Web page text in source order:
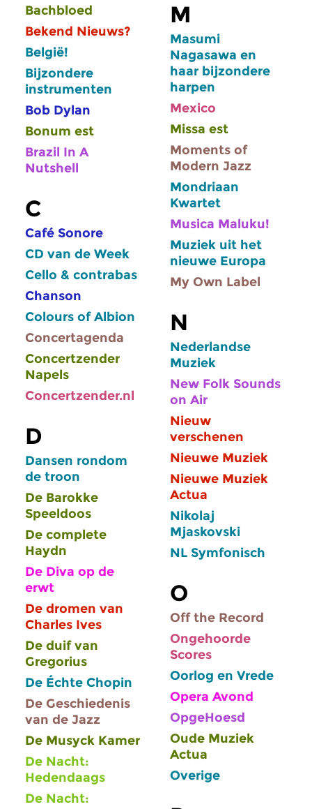
Bachbloed
Bekend Nieuws?
België!
Bijzondere
instrumenten
Bob Dylan
Bonum est
Brazil In A
Nutshell
C
Café Sonore
CD van de Week
Cello & contrabas
Chanson
Colours of Albion
Concertagenda
Concertzender
Napels
Concertzender.nl
D
Dansen rondom
de troon
De Barokke
Speeldoos
De complete
Haydn
De Diva op de
erwt
De dromen van
Charles Ives
De duif van
Gregorius
De Échte Chopin
De Geschiedenis
van de Jazz
De Musyck Kamer
De Nacht:
Hedendaags
De Nacht:
M
Masumi
Nagasawa en
haar bijzondere
harpen
Mexico
Missa est
Moments of
Modern Jazz
Mondriaan
Kwartet
Musica Maluku!
Muziek uit het
nieuwe Europa
My Own Label
N
Nederlandse
Muziek
New Folk Sounds
on Air
Nieuw
verschenen
Nieuwe Muziek
Nieuwe Muziek
Actua
Nikolaj
Mjaskovski
NL Symfonisch
O
Off the Record
Ongehoorde
Scores
Oorlog en Vrede
Opera Avond
OpgeHoesd
Oude Muziek
Actua
Overige